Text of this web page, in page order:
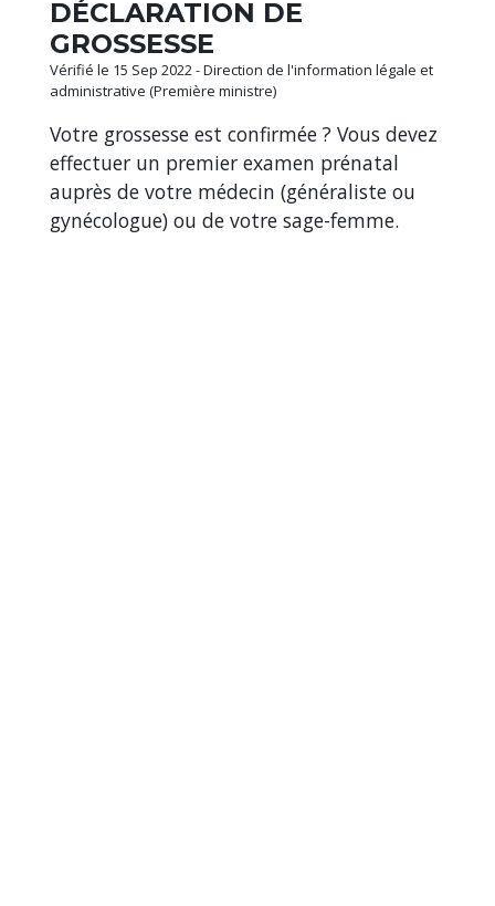
DÉCLARATION DE
GROSSESSE
Vérifié le 15 Sep 2022 - Direction de l'information légale et
administrative (Première ministre)
Votre grossesse est confirmée ? Vous devez
effectuer un premier examen prénatal
auprès de votre médecin (généraliste ou
gynécologue) ou de votre sage-femme.